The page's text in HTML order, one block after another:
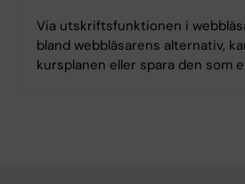
Via utskriftsfunktionen i
bland webbläsarens alternativ,
kursplanen eller spara den som